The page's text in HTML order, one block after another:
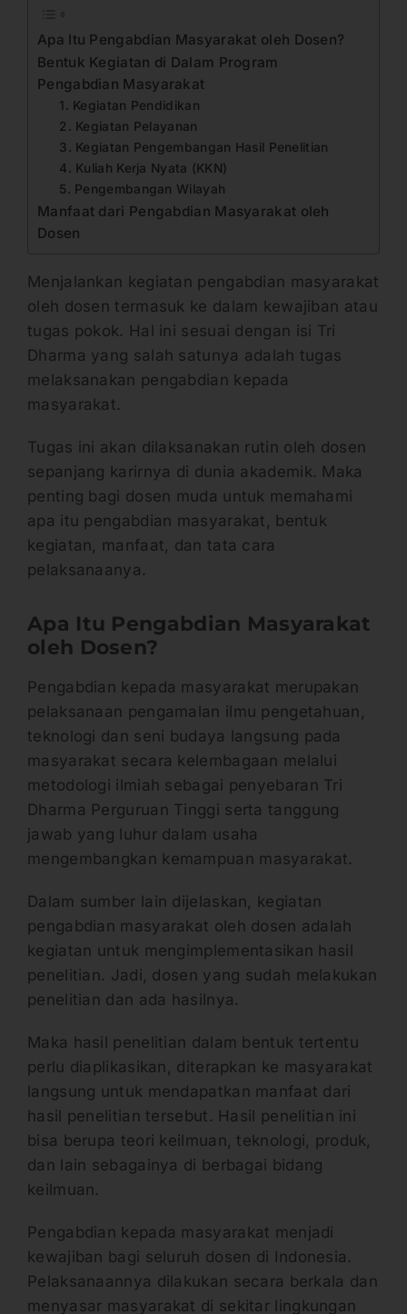
Apa Itu Pengabdian Masyarakat oleh Dosen?
Bentuk Kegiatan di Dalam Program
Pengabdian Masyarakat
1. Kegiatan Pendidikan
2. Kegiatan Pelayanan
3. Kegiatan Pengembangan Hasil Penelitian
4. Kuliah Kerja Nyata (KKN)
5. Pengembangan Wilayah
Manfaat dari Pengabdian Masyarakat oleh
Dosen
Menjalankan kegiatan pengabdian masyarakat
oleh dosen termasuk ke dalam kewajiban atau
tugas pokok. Hal ini sesuai dengan isi Tri
Dharma yang salah satunya adalah tugas
melaksanakan pengabdian kepada
masyarakat.
Tugas ini akan dilaksanakan rutin oleh dosen
sepanjang karirnya di dunia akademik. Maka
penting bagi dosen muda untuk memahami
apa itu pengabdian masyarakat, bentuk
kegiatan, manfaat, dan tata cara
pelaksanaanya.
Apa Itu Pengabdian Masyarakat
oleh Dosen?
Pengabdian kepada masyarakat merupakan
pelaksanaan pengamalan ilmu pengetahuan,
teknologi dan seni budaya langsung pada
masyarakat secara kelembagaan melalui
metodologi ilmiah sebagai penyebaran Tri
Dharma Perguruan Tinggi serta tanggung
jawab yang luhur dalam usaha
mengembangkan kemampuan masyarakat.
Dalam sumber lain dijelaskan, kegiatan
pengabdian masyarakat oleh dosen adalah
kegiatan untuk mengimplementasikan hasil
penelitian. Jadi, dosen yang sudah melakukan
penelitian dan ada hasilnya.
Maka hasil penelitian dalam bentuk tertentu
perlu diaplikasikan, diterapkan ke masyarakat
langsung untuk mendapatkan manfaat dari
hasil penelitian tersebut. Hasil penelitian ini
bisa berupa teori keilmuan, teknologi, produk,
dan lain sebagainya di berbagai bidang
keilmuan.
Pengabdian kepada masyarakat menjadi
kewajiban bagi seluruh dosen di Indonesia.
Pelaksanaannya dilakukan secara berkala dan
menyasar masyarakat di sekitar lingkungan